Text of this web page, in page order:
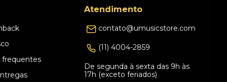
frequentes
Atendimento
contato@umusicstore.com
(11) 4004-2859
De segunda à sexta das 9h às
17h (exceto feriados)